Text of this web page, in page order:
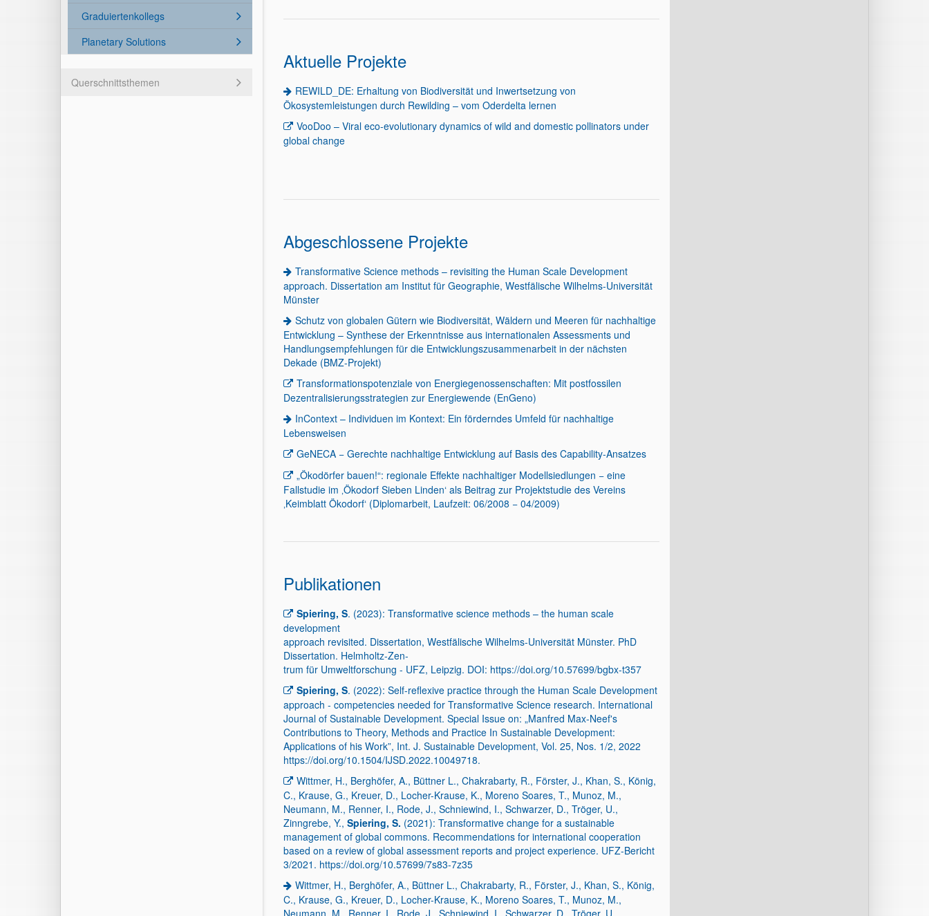
Graduiertenkollegs
Planetary Solutions
Querschnittsthemen
Aktuelle Projekte
REWILD_DE: Erhaltung von Biodiversität und Inwertsetzung von
Ökosystemleistungen durch Rewilding – vom Oderdelta lernen
VooDoo – Viral eco-evolutionary dynamics of wild and domestic pollinators under
global change
Abgeschlossene Projekte
Transformative Science methods – revisiting the Human Scale Development
approach. Dissertation am Institut für Geographie, Westfälische Wilhelms-Universität
Münster
Schutz von globalen Gütern wie Biodiversität, Wäldern und Meeren für nachhaltige
Entwicklung – Synthese der Erkenntnisse aus internationalen Assessments und
Handlungsempfehlungen für die Entwicklungszusammenarbeit in der nächsten
Dekade (BMZ-Projekt)
Transformationspotenziale von Energiegenossenschaften: Mit postfossilen
Dezentralisierungsstrategien zur Energiewende (EnGeno)
InContext – Individuen im Kontext: Ein förderndes Umfeld für nachhaltige
Lebensweisen
GeNECA − Gerechte nachhaltige Entwicklung auf Basis des Capability-Ansatzes
„Ökodörfer bauen!“: regionale Effekte nachhaltiger Modellsiedlungen − eine
Fallstudie im ‚Ökodorf Sieben Linden‘ als Beitrag zur Projektstudie des Vereins
‚Keimblatt Ökodorf‘ (Diplomarbeit, Laufzeit: 06/2008 − 04/2009)
Publikationen
Spiering, S. (2023): Transformative science methods – the human scale
development
approach revisited. Dissertation, Westfälische Wilhelms-Universität Münster. PhD
Dissertation. Helmholtz-Zen-
trum für Umweltforschung - UFZ, Leipzig. DOI: https://doi.org/10.57699/bgbx-t357
Spiering, S. (2022): Self-reflexive practice through the Human Scale Development
approach - competencies needed for Transformative Science research. International
Journal of Sustainable Development. Special Issue on: „Manfred Max-Neef's
Contributions to Theory, Methods and Practice In Sustainable Development:
Applications of his Work”, Int. J. Sustainable Development, Vol. 25, Nos. 1/2, 2022
https://doi.org/10.1504/IJSD.2022.10049718.
Wittmer, H., Berghöfer, A., Büttner L., Chakrabarty, R., Förster, J., Khan, S., König,
C., Krause, G., Kreuer, D., Locher-Krause, K., Moreno Soares, T., Munoz, M.,
Neumann, M., Renner, I., Rode, J., Schniewind, I., Schwarzer, D., Tröger, U.,
Zinngrebe, Y., Spiering, S. (2021): Transformative change for a sustainable
management of global commons. Recommendations for international cooperation
based on a review of global assessment reports and project experience. UFZ-Bericht
3/2021. https://doi.org/10.57699/7s83-7z35
Wittmer, H., Berghöfer, A., Büttner L., Chakrabarty, R., Förster, J., Khan, S., König,
C., Krause, G., Kreuer, D., Locher-Krause, K., Moreno Soares, T., Munoz, M.,
Neumann, M., Renner, I., Rode, J., Schniewind, I., Schwarzer, D., Tröger, U.,